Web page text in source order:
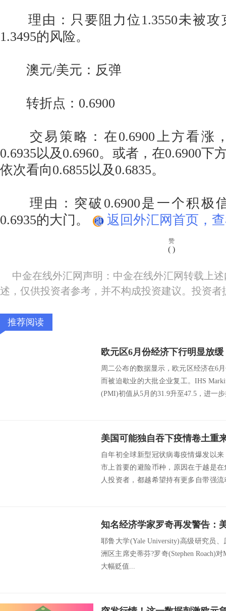
理由：只要阻力位1.3550未被攻
1.3495的风险。
澳元/美元：反弹
转折点：0.6900
交易策略：在0.6900上方看涨
0.6935以及0.6960。或者，在0.6900下
依次看向0.6855以及0.6835。
理由：突破0.6900是一个积极
0.6935的大门。
返回外汇网首页，
赞
( )
中金在线外汇网声明：中金在线外汇网转载上
述，仅供投资者参考，并不构成投资建议。投资
推荐阅读
周二公布的数据显示，欧元区经济在6
而被迫歇业的大批企业复工。IHS
(PMI)初值从5月的31.9升至47.5，进一
自年初全球新型冠状病毒疫情爆发以
市上首要的避险币种，原因在于越是
人投资者，都越希望持有更多自带强
知名经济学家罗奇再发警告：
耶鲁大学(Yale University)高级研究员
洲区主席史蒂芬?罗奇(Stephen Roach)
大幅贬值...